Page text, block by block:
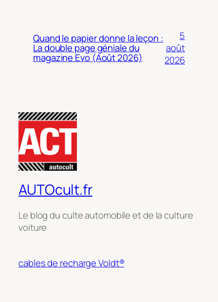
Quand le papier donne la leçon :
La double page géniale du
magazine Evo (Août 2026)
5
août
2026
AUTOcult.fr
Le blog du culte automobile et de la culture
voiture
cables de recharge Voldt®